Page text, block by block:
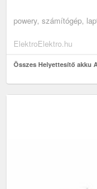
powery, számítógép,
ElektroElektro.hu
Összes Helyettesítő akku